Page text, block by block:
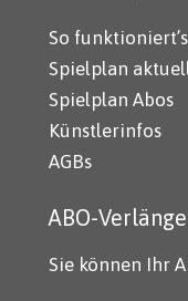
So funktioniert’s
Spielplan
Spielplan Abos
Künstlerinfos
AGBs
ABO-
Sie können Ihr